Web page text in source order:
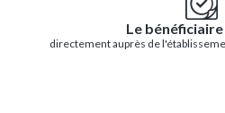
Le
directement auprès de